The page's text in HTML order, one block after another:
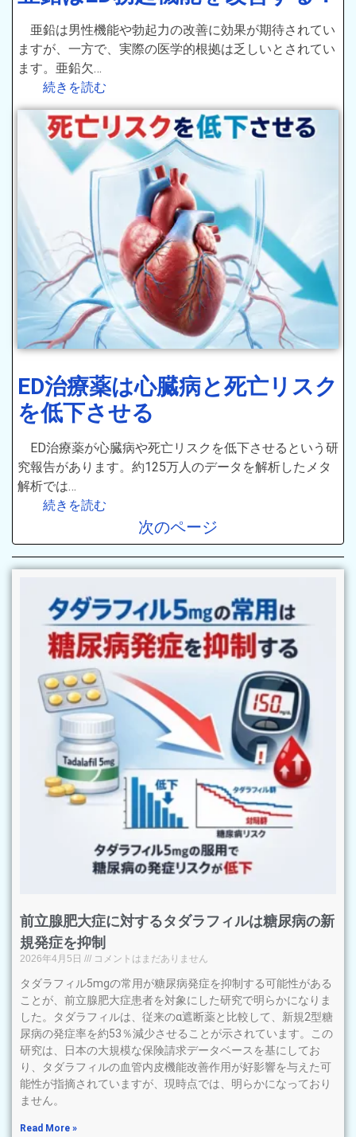
亜鉛は男性機能や勃起力の改善に効果が期待されてい
ますが、一方で、実際の医学的根拠は乏しいとされてい
ます。亜鉛欠…
続きを読む
ED治療薬は心臓病と死亡リスク
を低下させる
ED治療薬が心臓病や死亡リスクを低下させるという研
究報告があります。約125万人のデータを解析したメタ
解析では…
続きを読む
次のページ
前立腺肥大症に対するタダラフィルは糖尿病の新
規発症を抑制
2026年4月5日 コメントはまだありません
タダラフィル5mgの常用が糖尿病発症を抑制する可能性がある
ことが、前立腺肥大症患者を対象にした研究で明らかになりま
した。タダラフィルは、従来のα遮断薬と比較して、新規2型糖
尿病の発症率を約53％減少させることが示されています。この
研究は、日本の大規模な保険請求データベースを基にしてお
り、タダラフィルの血管内皮機能改善作用が好影響を与えた可
能性が指摘されていますが、現時点では、明らかになっており
ません。
Read More »